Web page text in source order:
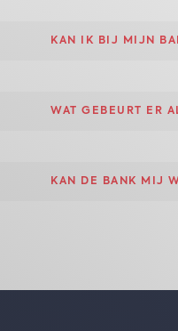
KAN IK BIJ MIJN
WAT GEBEURT ER
KAN DE BANK MIJ